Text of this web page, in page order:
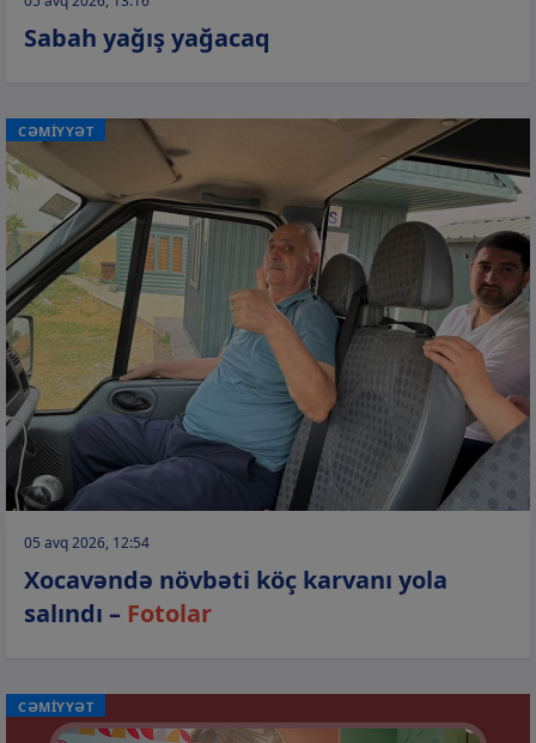
Sabah yağış yağacaq
CƏMİYYƏT
05 avq 2026, 12:54
Xocavəndə növbəti köç karvanı yola
salındı – Fotolar
CƏMİYYƏT